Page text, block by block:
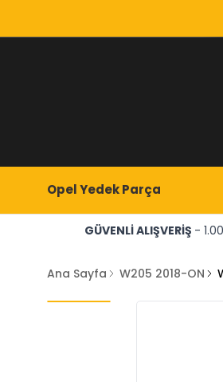
Opel Yedek Parça
GÜVENLİ ALIŞVERİŞ -
Ana Sayfa W205 2018-ON